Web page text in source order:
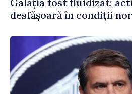
desfășoară în condiții